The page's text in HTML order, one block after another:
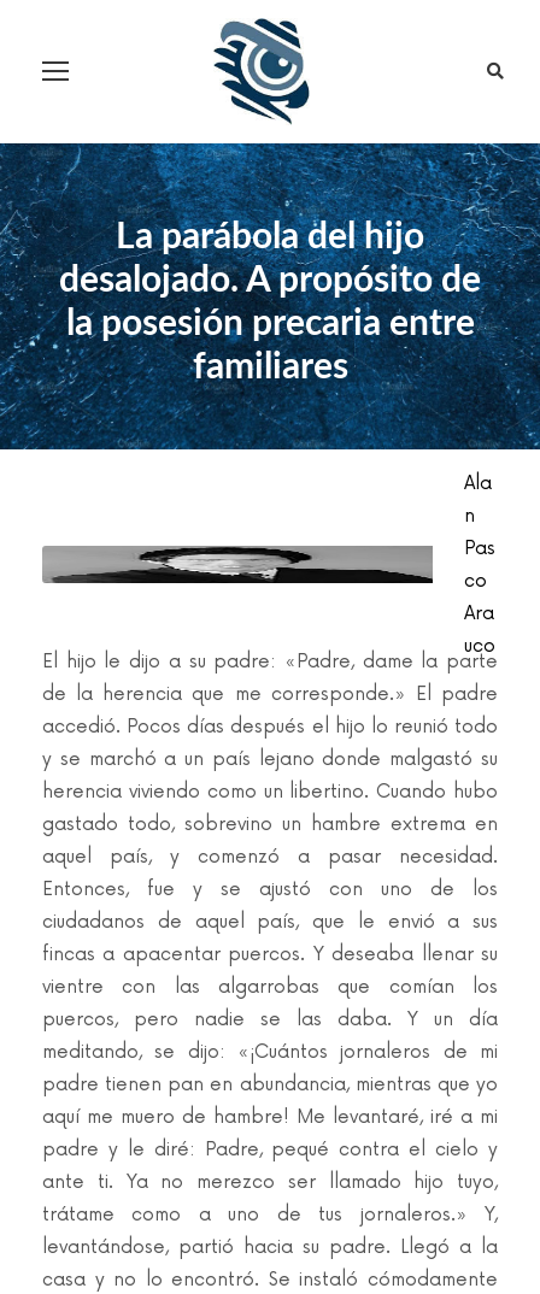
La parábola del hijo
desalojado. A propósito de
la posesión precaria entre
familiares
Ala
n
Pas
co
Ara
uco
El hijo le dijo a su padre: «Padre, dame la parte
de la herencia que me corresponde.» El padre
accedió. Pocos días después el hijo lo reunió todo
y se marchó a un país lejano donde malgastó su
herencia viviendo como un libertino. Cuando hubo
gastado todo, sobrevino un hambre extrema en
aquel país, y comenzó a pasar necesidad.
Entonces, fue y se ajustó con uno de los
ciudadanos de aquel país, que le envió a sus
fincas a apacentar puercos. Y deseaba llenar su
vientre con las algarrobas que comían los
puercos, pero nadie se las daba. Y un día
meditando, se dijo: «¡Cuántos jornaleros de mi
padre tienen pan en abundancia, mientras que yo
aquí me muero de hambre! Me levantaré, iré a mi
padre y le diré: Padre, pequé contra el cielo y
ante ti. Ya no merezco ser llamado hijo tuyo,
trátame como a uno de tus jornaleros.» Y,
levantándose, partió hacia su padre. Llegó a la
casa y no lo encontró. Se instaló cómodamente